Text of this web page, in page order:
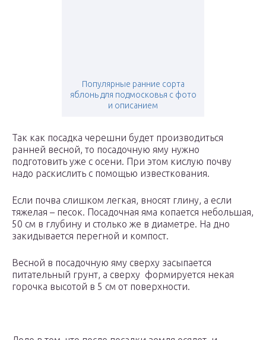
Популярные ранние сорта
яблонь для подмосковья с фото
и описанием
Так как посадка черешни будет производиться
ранней весной, то посадочную яму нужно
подготовить уже с осени. При этом кислую почву
надо раскислить с помощью известкования.
Если почва слишком легкая, вносят глину, а если
тяжелая – песок. Посадочная яма копается небольшая,
50 см в глубину и столько же в диаметре. На дно
закидывается перегной и компост.
Весной в посадочную яму сверху засыпается
питательный грунт, а сверху формируется некая
горочка высотой в 5 см от поверхности.